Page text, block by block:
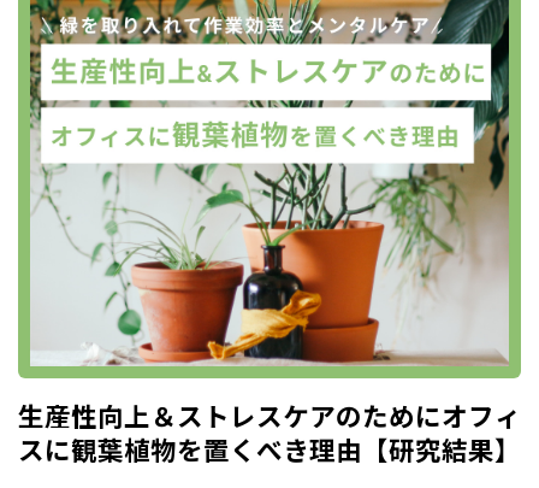
生産性向上＆ストレスケアのためにオフィ
スに観葉植物を置くべき理由【研究結果】